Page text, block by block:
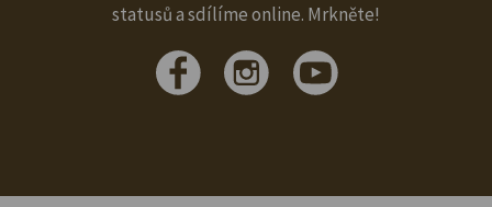
statusů a sdílíme online. Mrkněte!